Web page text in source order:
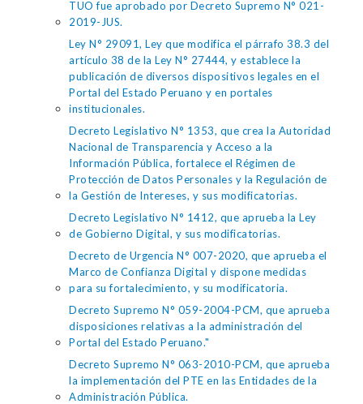
TUO fue aprobado por Decreto Supremo N° 021-
2019-JUS.
Ley N° 29091, Ley que modifica el párrafo 38.3 del
artículo 38 de la Ley N° 27444, y establece la
publicación de diversos dispositivos legales en el
Portal del Estado Peruano y en portales
institucionales.
Decreto Legislativo N° 1353, que crea la Autoridad
Nacional de Transparencia y Acceso a la
Información Pública, fortalece el Régimen de
Protección de Datos Personales y la Regulación de
la Gestión de Intereses, y sus modificatorias.
Decreto Legislativo N° 1412, que aprueba la Ley
de Gobierno Digital, y sus modificatorias.
Decreto de Urgencia N° 007-2020, que aprueba el
Marco de Confianza Digital y dispone medidas
para su fortalecimiento, y su modificatoria.
Decreto Supremo N° 059-2004-PCM, que aprueba
disposiciones relativas a la administración del
Portal del Estado Peruano."
Decreto Supremo N° 063-2010-PCM, que aprueba
la implementación del PTE en las Entidades de la
Administración Pública.